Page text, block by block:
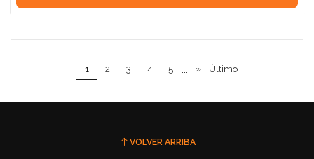
1 2 3 4 5 ... » Último
VOLVER ARRIBA